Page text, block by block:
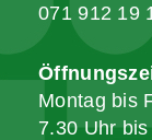
071 912 19
Montag bis
7.30 Uhr